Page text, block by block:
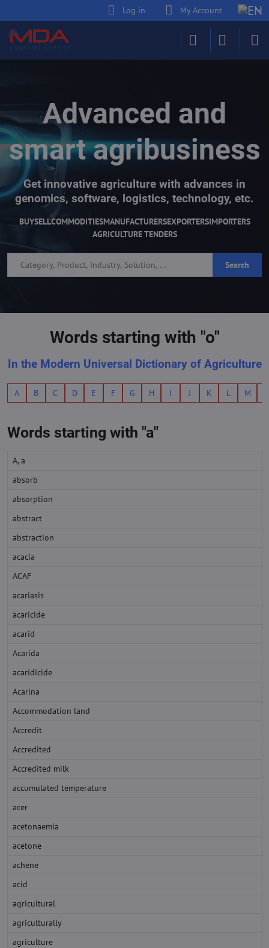
Log in My Account
Advanced and
smart agribusiness
Get innovative agriculture with advances in
genomics, software, logistics, technology, etc.
BUYSELLCOMMODITIESMANUFACTURERSEXPORTERSIMPORTERS
AGRICULTURE TENDERS
Search
Words starting with "o"
In the Modern Universal Dictionary of Agriculture
A B C D E F G H I J K L M
Words starting with "a"
A, a
absorb
absorption
abstract
abstraction
acacia
ACAF
acariasis
acaricide
acarid
Acarida
acaridicide
Acarina
Accommodation land
Accredit
Accredited
Accredited milk
accumulated temperature
acer
acetonaemia
acetone
achene
acid
agricultural
agriculturally
agriculture